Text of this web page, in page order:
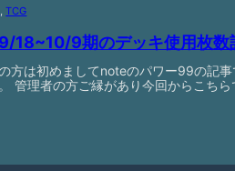
, TCG
9/18~10/9期のデッキ使用枚数
方は初めましてnoteのパワー99の記
管理者の方ご縁があり今回からこち